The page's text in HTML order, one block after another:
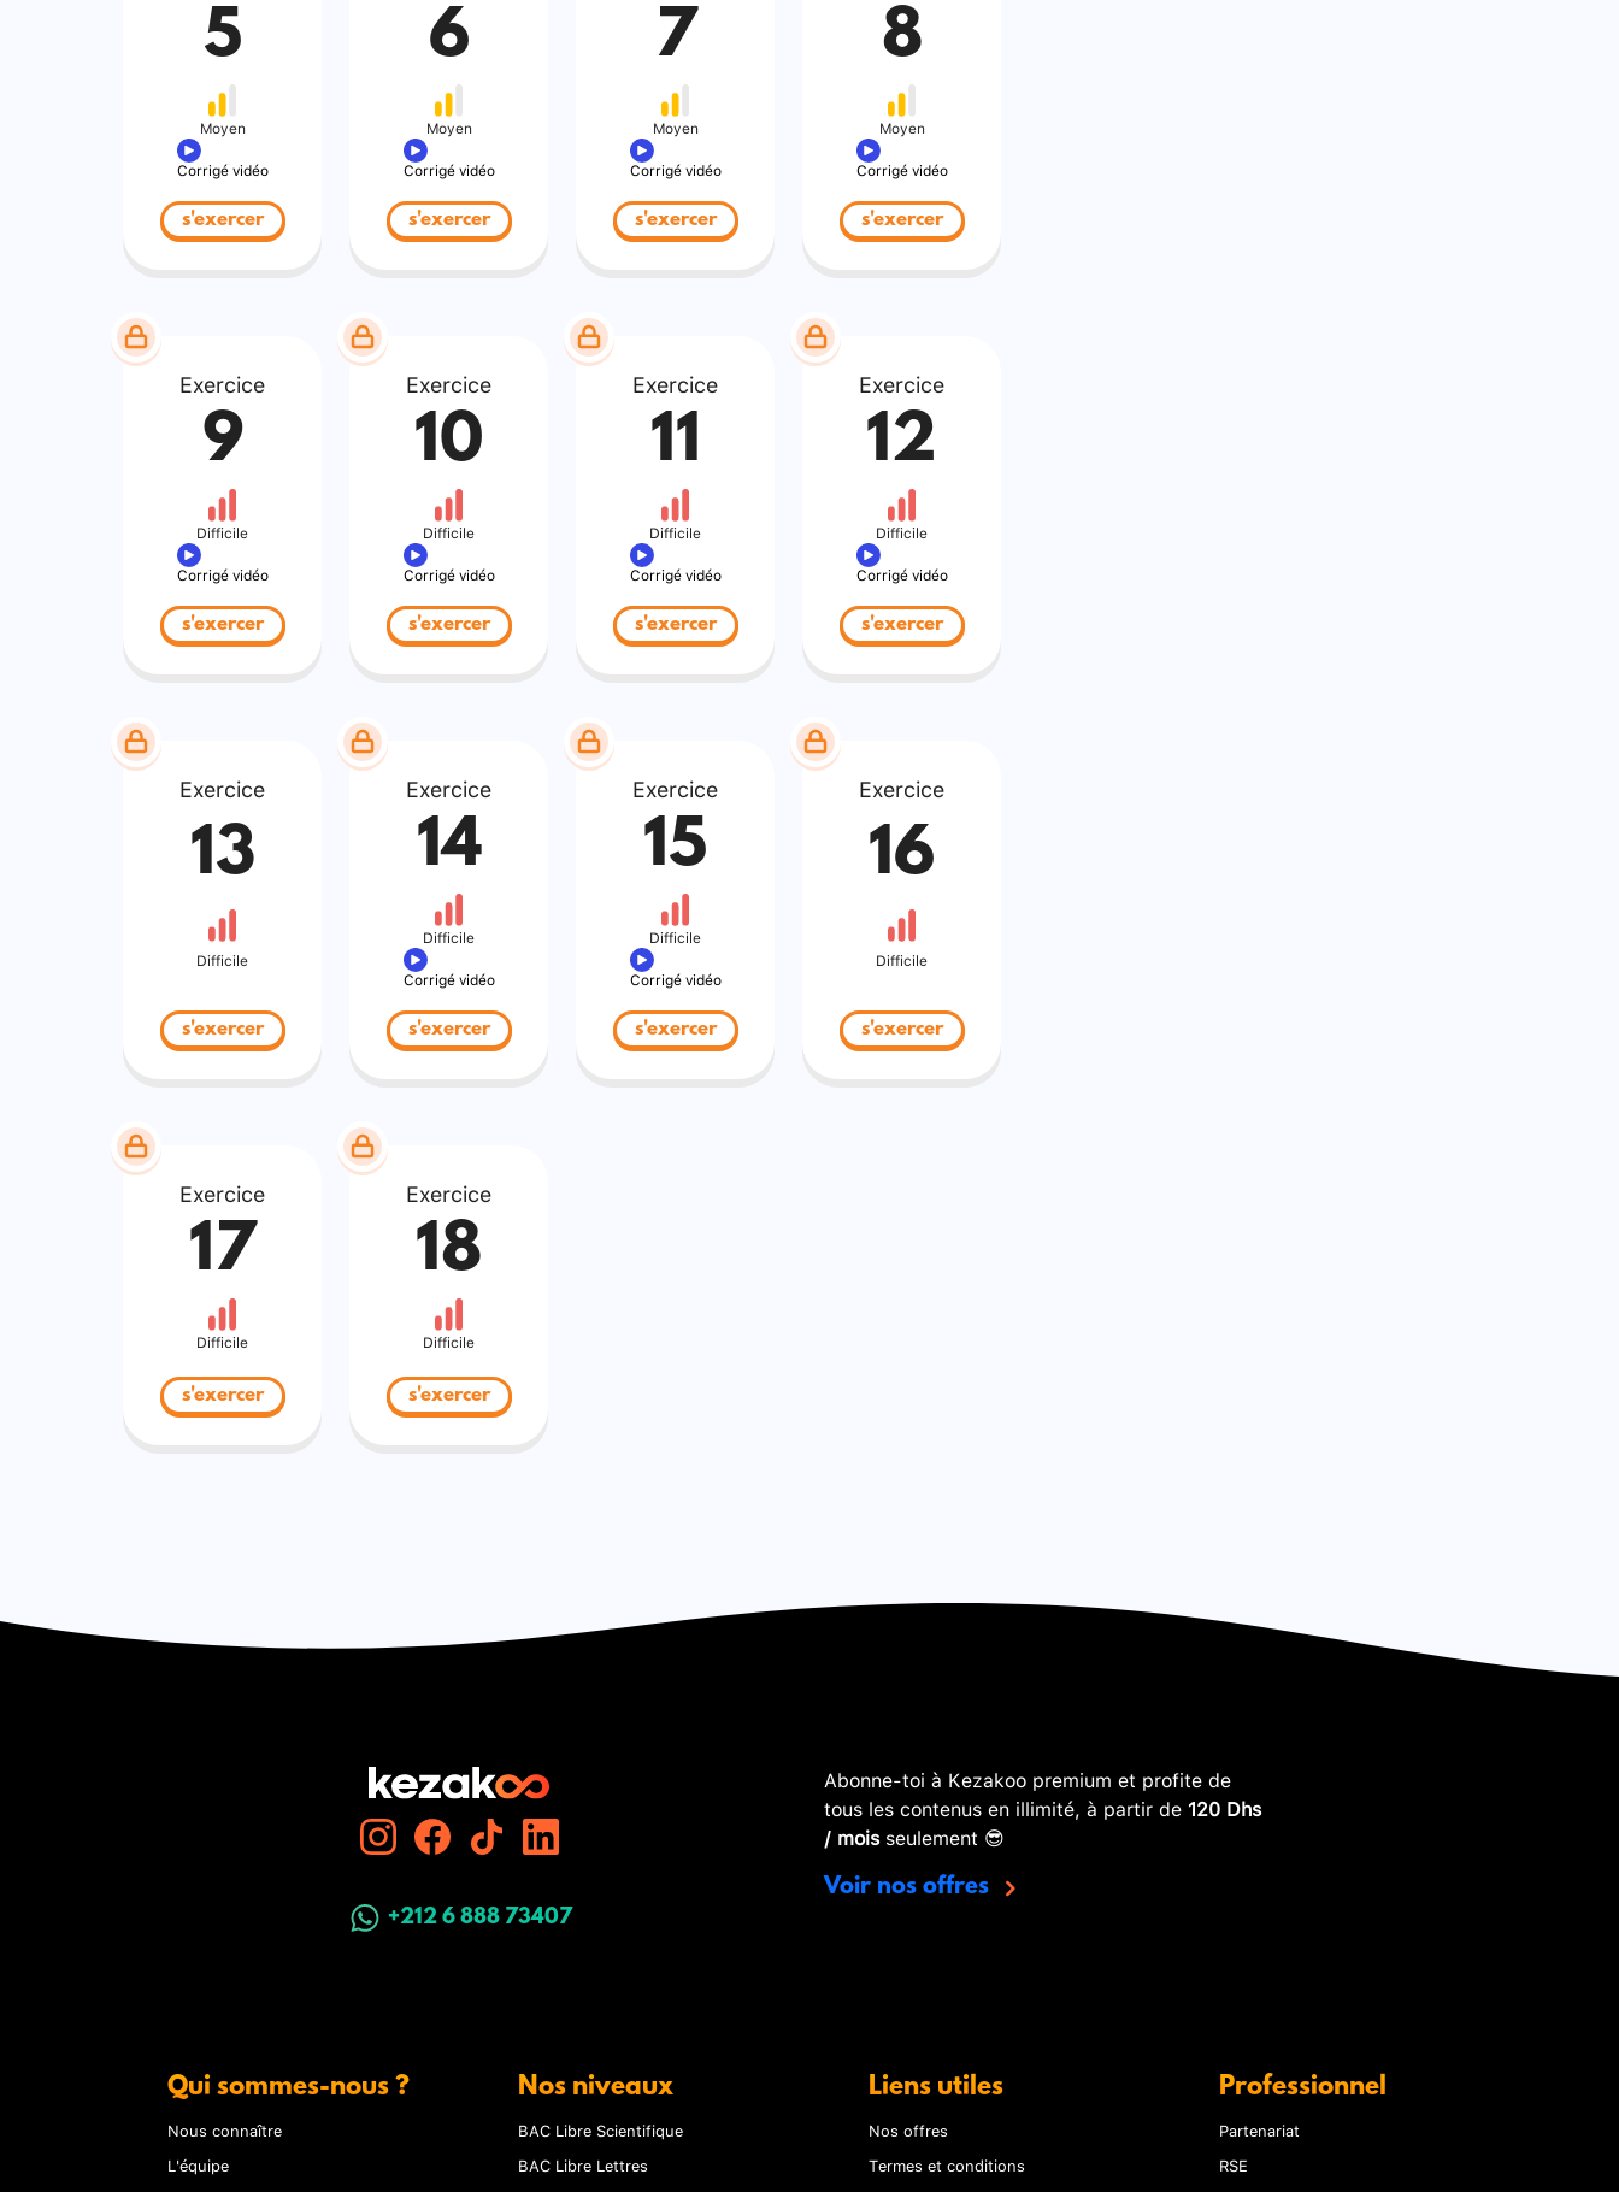
5
Moyen
Corrigé vidéo
s'exercer
6
Moyen
Corrigé vidéo
s'exercer
7
Moyen
Corrigé vidéo
s'exercer
8
Moyen
Corrigé vidéo
s'exercer
Exercice
9
Difficile
Corrigé vidéo
s'exercer
Exercice
10
Difficile
Corrigé vidéo
s'exercer
Exercice
11
Difficile
Corrigé vidéo
s'exercer
Exercice
12
Difficile
Corrigé vidéo
s'exercer
Exercice
13
Difficile
s'exercer
Exercice
14
Difficile
Corrigé vidéo
s'exercer
Exercice
15
Difficile
Corrigé vidéo
s'exercer
Exercice
16
Difficile
s'exercer
Exercice
17
Difficile
s'exercer
Exercice
18
Difficile
s'exercer
+212 6 888 73407
Abonne-toi à Kezakoo premium et profite de
tous les contenus en illimité, à partir de 120 Dhs
/ moisseulement 😎
Voir nos offres
Qui sommes-nous ?
Nous connaître
L'équipe
Nos niveaux
BAC Libre Scientifique
BAC Libre Lettres
Liens utiles
Nos offres
Termes et conditions
Professionnel
Partenariat
RSE